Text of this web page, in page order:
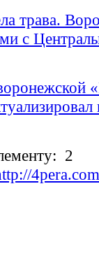
трава.
с
2